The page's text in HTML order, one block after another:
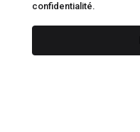
confidentialité.